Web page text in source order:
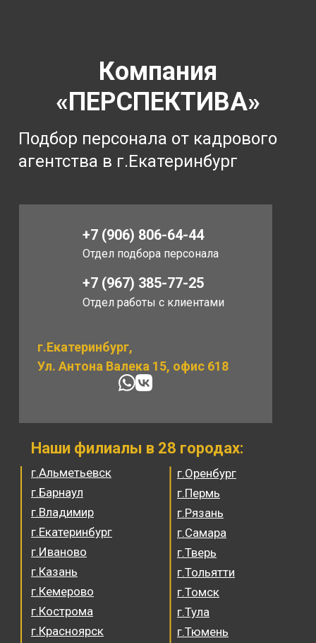
г.Оренбург
г.Пермь
г.Рязань
г.Самара
г.Тверь
г.Тольятти
г.Томск
г.Тула
г.Тюмень
г.Альметьевск
г.Барнаул
г.Владимир
г.Екатеринбург
г.Иваново
г.Казань
г.Кемерово
г.Кострома
г.Красноярск
Наши филиалы в 28 городах:
Отдел работы с клиентами
Отдел подбора персонала
+7 (906) 806-64-44
+7 (967) 385-77-25
г.Екатеринбург,
Ул. Антона Валека 15, офис 618
Подбор персонала от кадрового
агентства в г.Екатеринбург
Компания
«ПЕРСПЕКТИВА»